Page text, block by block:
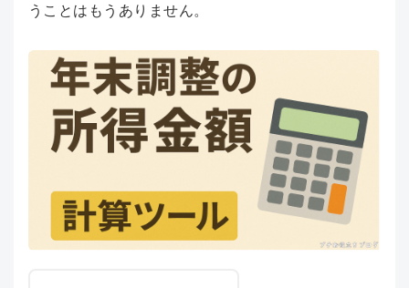
うことはもうありません。